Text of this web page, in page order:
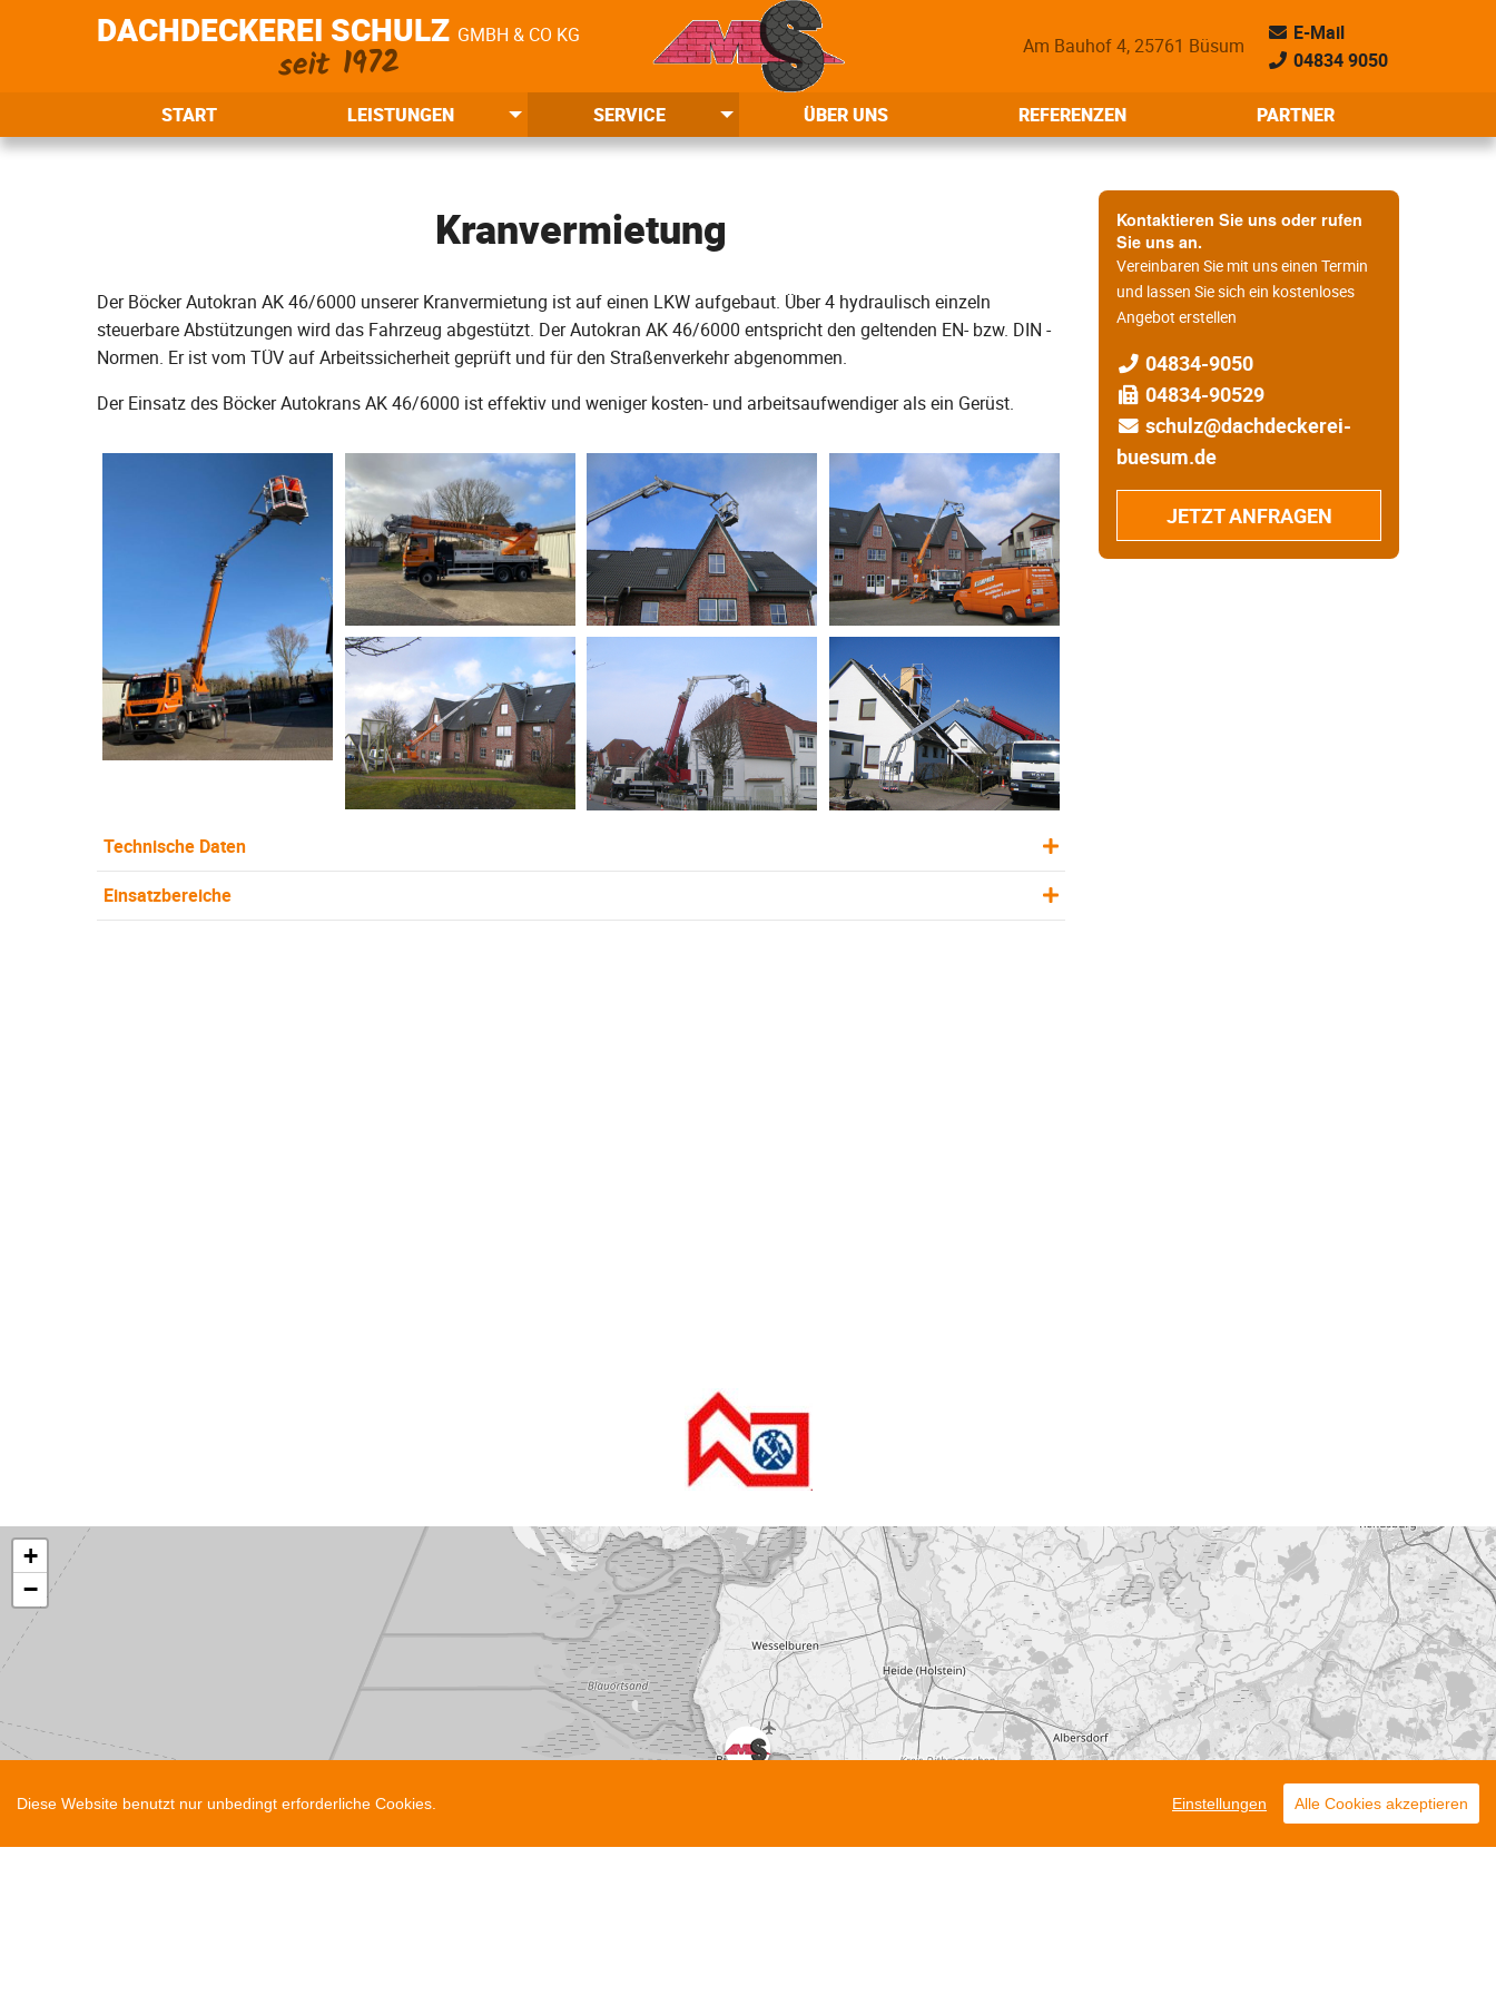
DACHDECKEREI SCHULZ GMBH & CO KG
seit 1972 Am Bauhof 4, 25761 Büsum
E-Mail
04834 9050
START LEISTUNGEN SERVICE ÜBER UNS REFERENZEN PARTNER
Kranvermietung
Der Böcker Autokran AK 46/6000 unserer Kranvermietung ist auf einen LKW aufgebaut. Über 4 hydraulisch einzeln
steuerbare Abstützungen wird das Fahrzeug abgestützt. Der Autokran AK 46/6000 entspricht den geltenden EN- bzw. DIN -
Normen. Er ist vom TÜV auf Arbeitssicherheit geprüft und für den Straßenverkehr abgenommen.
Der Einsatz des Böcker Autokrans AK 46/6000 ist effektiv und weniger kosten- und arbeitsaufwendiger als ein Gerüst.
Technische Daten
Einsatzbereiche
Kontaktieren Sie uns oder rufen
Sie uns an.
Vereinbaren Sie mit uns einen Termin
und lassen Sie sich ein kostenloses
Angebot erstellen
04834-9050
04834-90529
schulz@dachdeckerei-
buesum.de
JETZT ANFRAGEN
+
−
Diese Website benutzt nur unbedingt erforderliche Cookies. Einstellungen Alle Cookies akzeptieren